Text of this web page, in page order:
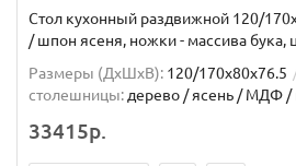
Стол кухонный раздвижной 120/
/ шпон ясеня, ножки - массива бука,
Размеры (ДхШxВ): 120/170х80х76.5
столешницы:дерево / ясень / МДФ /
33415р.